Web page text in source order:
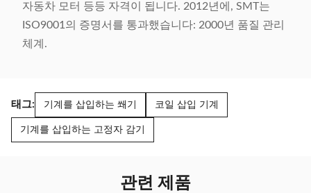
자동차 모터 등등 자격이 됩니다. 2012년에, SMT는
ISO9001의 증명서를 통과했습니다: 2000년 품질 관리
체계.
태그: 기계를 삽입하는 쐐기 코일 삽입 기계
기계를 삽입하는 고정자 감기
관련 제품